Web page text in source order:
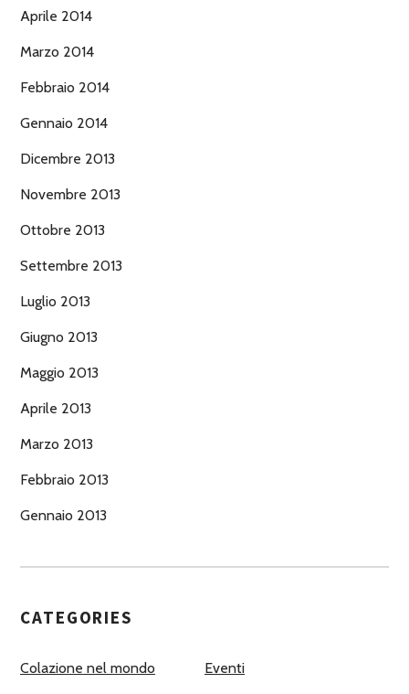
Aprile 2014
Marzo 2014
Febbraio 2014
Gennaio 2014
Dicembre 2013
Novembre 2013
Ottobre 2013
Settembre 2013
Luglio 2013
Giugno 2013
Maggio 2013
Aprile 2013
Marzo 2013
Febbraio 2013
Gennaio 2013
CATEGORIES
Colazione nel mondo Eventi